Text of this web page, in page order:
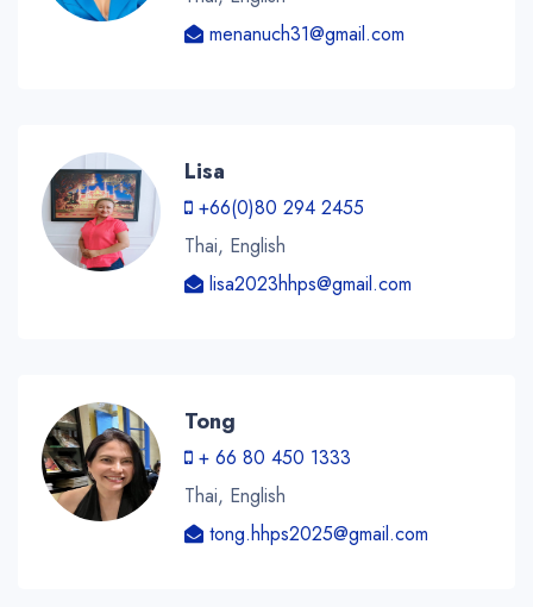
menanuch31@gmail.com
Lisa
+66(0)80 294 2455
Thai, English
lisa2023hhps@gmail.com
Tong
+ 66 80 450 1333
Thai, English
tong.hhps2025@gmail.com